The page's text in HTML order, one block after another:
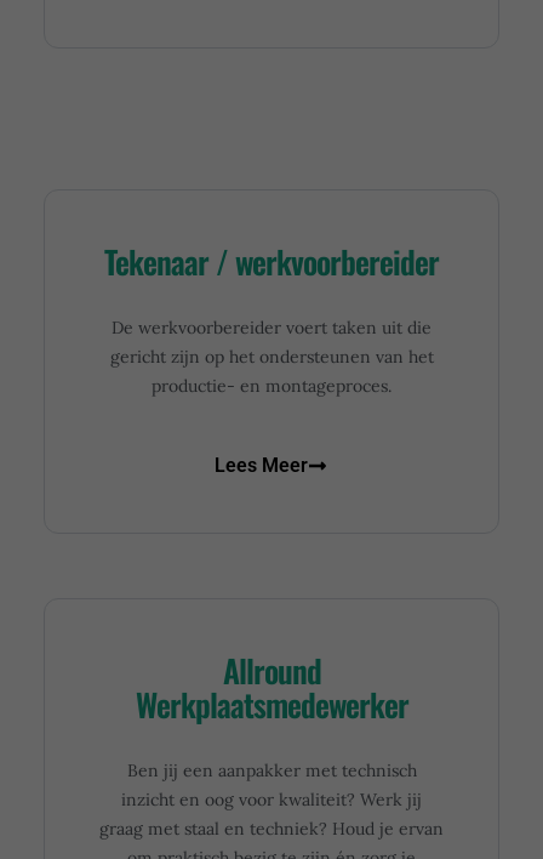
Tekenaar / werkvoorbereider
De werkvoorbereider voert taken uit die
gericht zijn op het ondersteunen van het
productie- en montageproces.
Lees Meer
Allround
Werkplaatsmedewerker
Ben jij een aanpakker met technisch
inzicht en oog voor kwaliteit? Werk jij
graag met staal en techniek? Houd je ervan